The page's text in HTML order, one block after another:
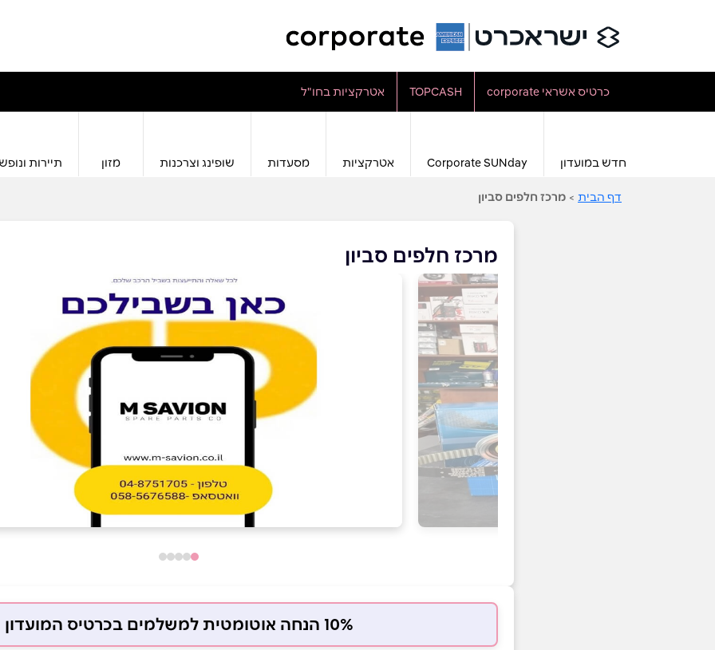
כרטיס אשראי corporate TOPCASH אטרקציות בחו"ל
חדש במועדון Corporate SUNday אטרקציות מסעדות שופינג וצרכנות מזון תיירות
דף הבית > מרכז חלפים סביון
מרכז חלפים סביון
10% הנחה אוטומטית למשלמים בכרטיס המועדון